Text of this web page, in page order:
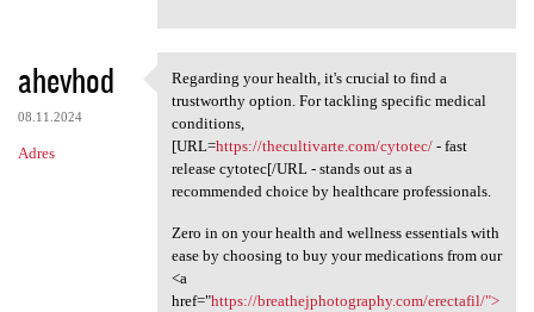
ahevhod
08.11.2024
Adres
Regarding your health, it's
Regarding your health, it's crucial to find a
trustworthy option. For tackling specific medical
conditions,
[URL=https://thecultivarte.com/cytotec/- fast
release cytotec[/URL - stands out as a
recommended choice by healthcare professionals.
Zero in on your health and wellness essentials with
ease by choosing to buy your medications from our
<a
href="https://breathejphotography.com/erectafil/">